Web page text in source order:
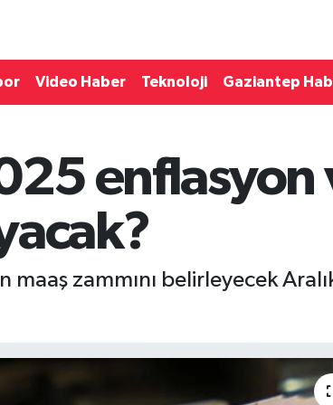
Video Haber Teknoloji Gaziantep
zammını belirleyecek